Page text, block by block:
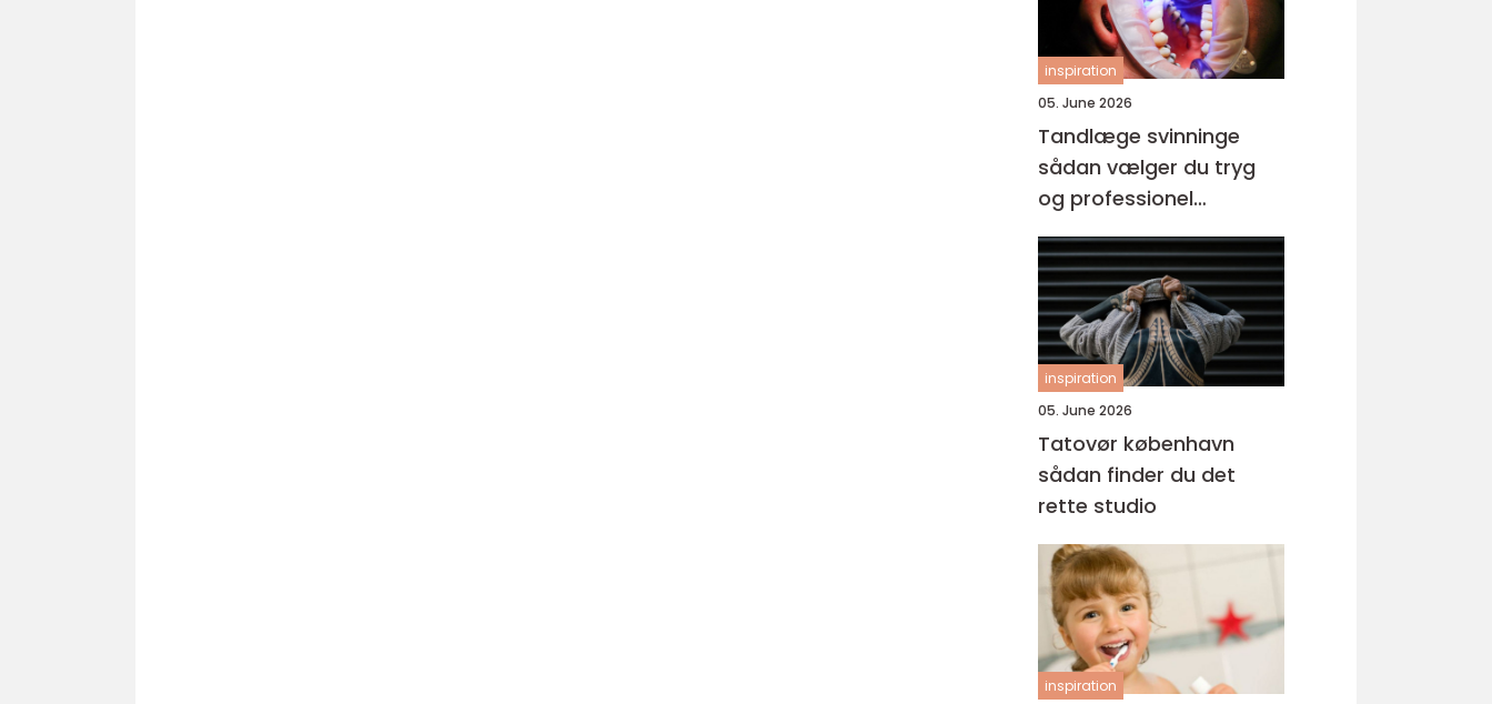
inspiration
05. June 2026
Tandlæge svinninge
sådan vælger du tryg
og professionel
tandpleje
inspiration
05. June 2026
Tatovør københavn
sådan finder du det
rette studio
inspiration